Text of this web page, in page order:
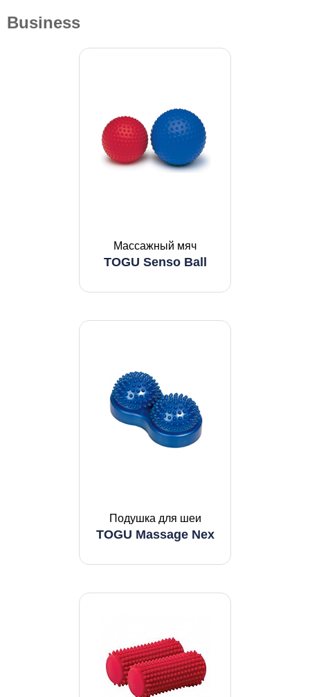
Business
Массажный мяч
TOGU Senso Ball
Подушка для шеи
TOGU Massage Nex